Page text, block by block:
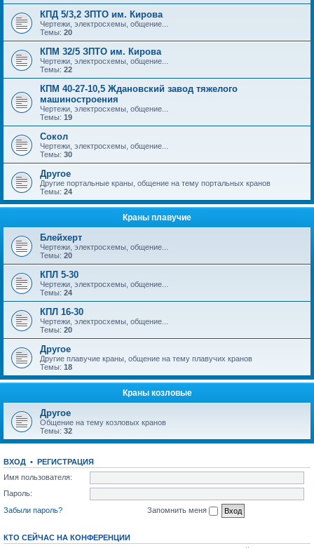
КПД 5/3,2 ЗПТО им. Кирова
Чертежи, электросхемы, общение...
Темы: 20
КПМ 32/5 ЗПТО им. Кирова
Чертежи, электросхемы, общение...
Темы: 22
КПМ 40-27-10,5 Ждановский завод тяжелого
машиностроения
Чертежи, электросхемы, общение...
Темы: 19
Сокол
Чертежи, электросхемы, общение...
Темы: 30
Другое
Другие портальные краны, общение на тему портальных кранов
Темы: 24
Краны плавучие
Блейхерт
Чертежи, электросхемы, общение...
Темы: 20
КПЛ 5-30
Чертежи, электросхемы, общение...
Темы: 24
КПЛ 16-30
Чертежи, электросхемы, общение...
Темы: 20
Другое
Другие плавучие краны, общение на тему плавучих кранов
Темы: 18
Краны козловые
Другое
Общение на тему козловых кранов
Темы: 32
ВХОД • РЕГИСТРАЦИЯ
Имя пользователя:
Пароль:
Забыли пароль?
Запомнить меня
КТО СЕЙЧАС НА КОНФЕРЕНЦИИ